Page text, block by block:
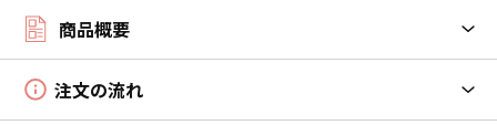
商品概要
注文の流れ